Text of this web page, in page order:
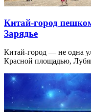
Китай-город
Зарядье
Китай-город — не одна
Красной площадью,